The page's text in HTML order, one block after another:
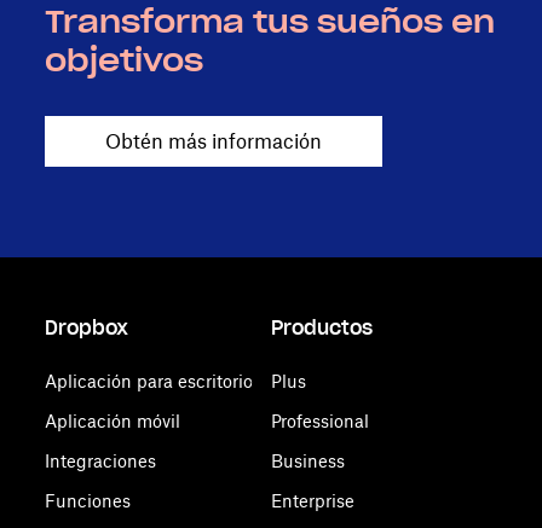
Transforma tus sueños en
objetivos
Obtén más información
Dropbox
Aplicación para escritorio
Aplicación móvil
Integraciones
Funciones
Productos
Plus
Professional
Business
Enterprise